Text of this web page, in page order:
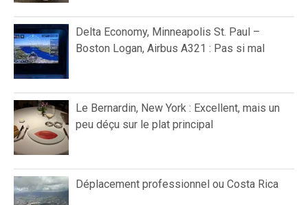
Delta Economy, Minneapolis St. Paul –
Boston Logan, Airbus A321 : Pas si mal
Le Bernardin, New York : Excellent, mais un
peu déçu sur le plat principal
Déplacement professionnel ou Costa Rica